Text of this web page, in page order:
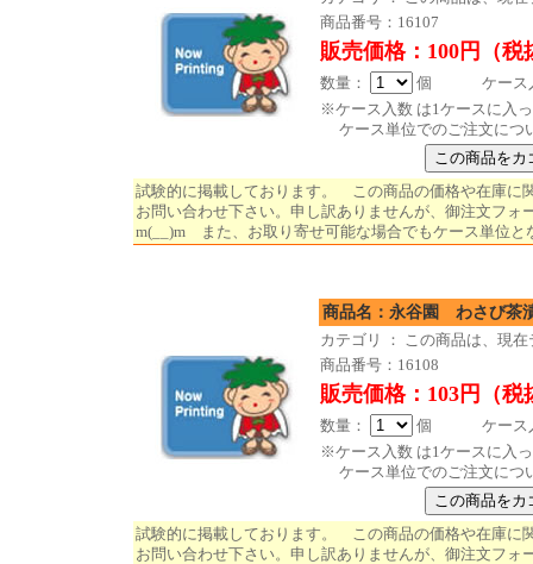
商品番号：16107
販売価格：100円（税
数量：
個 ケース入
※ケース入数 は1ケースに入
ケース単位でのご注文につ
試験的に掲載しております。 この商品の価格や在庫に
お問い合わせ下さい。申し訳ありませんが、御注文フォ
m(__)m また、お取り寄せ可能な場合でもケース単位と
商品名：永谷園 わ
カテゴリ ： この商品は、現
商品番号：16108
販売価格：103円（税
数量：
個 ケース入
※ケース入数 は1ケースに入
ケース単位でのご注文につ
試験的に掲載しております。 この商品の価格や在庫に
お問い合わせ下さい。申し訳ありませんが、御注文フォ